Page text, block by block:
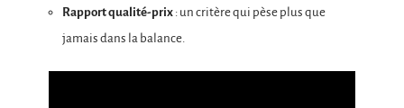
Rapport qualité-prix : un critère qui pèse plus que
jamais dans la balance.